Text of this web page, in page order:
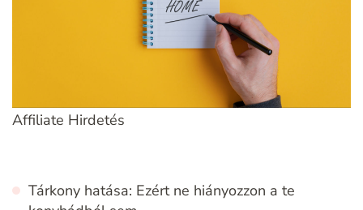
Affiliate Hirdetés
Tárkony hatása: Ezért ne hiányozzon a te